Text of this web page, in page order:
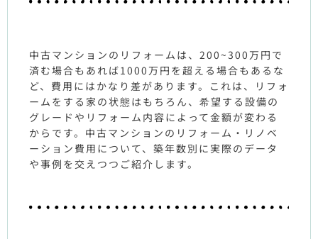
中古マンションのリフォームは、200~300万円で
済む場合もあれば1000万円を超える場合もあるな
ど、費用にはかなり差があります。これは、リフォ
ームをする家の状態はもちろん、希望する設備の
グレードやリフォーム内容によって金額が変わる
からです。中古マンションのリフォーム・リノベ
ーション費用について、築年数別に実際のデータ
や事例を交えつつご紹介します。